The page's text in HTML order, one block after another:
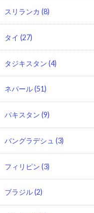
スリランカ (8)
タイ (27)
タジキスタン (4)
ネパール(51)
パキスタン (9)
バングラデシュ (3)
フィリピン (3)
ブラジル(2)